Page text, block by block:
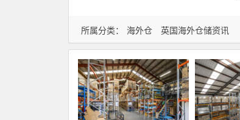
所属分类： 海外仓 英国海外仓储资讯